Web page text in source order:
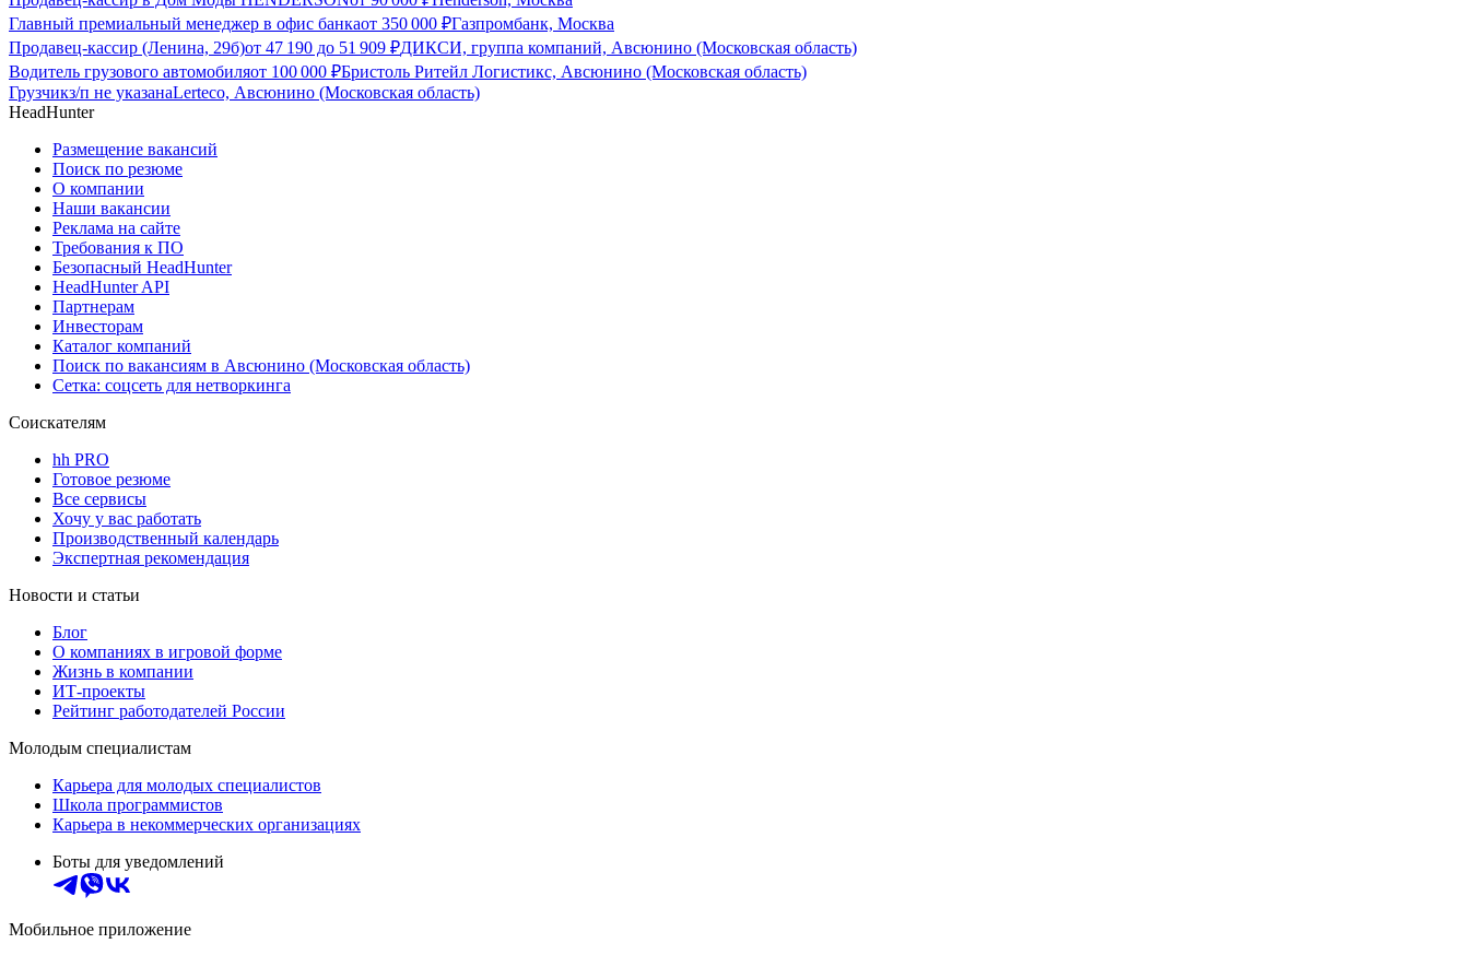
Главный премиальный менеджер в офис банкаот 350 000 ₽Газпромбанк, Москва
Продавец-кассир (Ленина, 29б)от 47 190 до 51 909 ₽ДИКСИ, группа компаний, Авсюнино (Московская область)
Водитель грузового автомобиляот 100 000 ₽Бристоль Ритейл Логистикс, Авсюнино (Московская область)
Грузчикз/п не указанаLerteco, Авсюнино (Московская область)
HeadHunter
Размещение вакансий
Поиск по резюме
О компании
Наши вакансии
Реклама на сайте
Требования к ПО
Безопасный HeadHunter
HeadHunter API
Партнерам
Инвесторам
Каталог компаний
Поиск по вакансиям в Авсюнино (Московская область)
Сетка: соцсеть для нетворкинга
Соискателям
hh PRO
Готовое резюме
Все сервисы
Хочу у вас работать
Производственный календарь
Экспертная рекомендация
Новости и статьи
Блог
О компаниях в игровой форме
Жизнь в компании
ИТ-проекты
Рейтинг работодателей России
Молодым специалистам
Карьера для молодых специалистов
Школа программистов
Карьера в некоммерческих организациях
Боты для уведомлений
Мобильное приложение